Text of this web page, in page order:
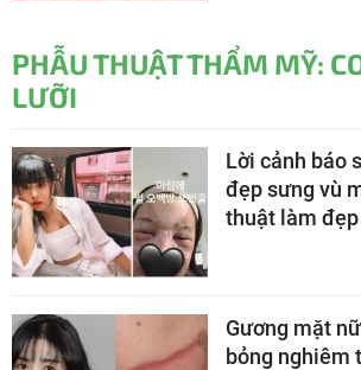
PHẪU THUẬT THẨM MỸ:
LƯỠI
Lời cảnh báo
đẹp sưng vù
thuật làm
Gương mặt
bỏng nghiêm